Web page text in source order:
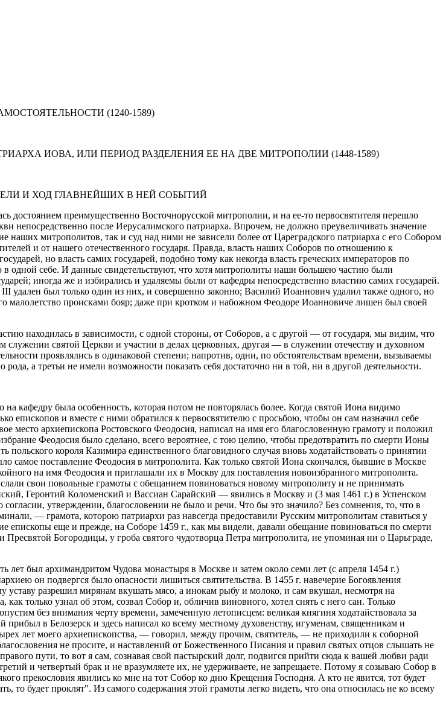
(1240-1589)
ИОВА, ИЛИ ПЕРИОД РАЗДЕЛЕНИЯ ЕЕ НА ДВЕ МИТРОПОЛИИ (1448-1589)
И ХОД ГЛАВНЕЙШИХ В НЕЙ СОБЫТИЙ
достоянием преимущественно Восточнорусской митрополии, и на ее-то первосвятителя перешло
непосредственно после Иерусалимского патриарха. Впрочем, не должно преувеличивать значение
наших митрополитов, так и суд над ними не зависели более от Цареградского патриарха с его Собором
и от нашего отечественного государя. Правда, власть наших Соборов по отношению к
но власть самих государей, подобно тому как некогда власть греческих императоров по
в одной себе. И данные свидетельствуют, что хотя митрополиты наши большею частию были
иногда же и избирались и удаляемы были от кафедры непосредственно властию самих государей.
был только один из них, и совершенно законно; Василий Иоаннович удалил также одного, но
малолетство происками бояр; даже при кротком и набожном Феодоре Иоанновиче лишен был своей
находилась в зависимости, с одной стороны, от Соборов, а с другой — от государя, мы видим, что
служении святой Церкви и участии в делах церковных, другая — в служении отечеству и духовном
проявлялись в одинаковой степени; напротив, одни, по обстоятельствам времени, вызываемы
а третьи не имели возможности показать себя достаточно ни в той, ни в другой деятельности.
была особенность, которая потом не повторялась более. Когда святой Иона видимо
епископов и вместе с ними обратился к первосвятителю с просьбою, чтобы он сам назначил себе
место архиепископа Ростовского Феодосия, написал на имя его благословенную грамоту и положил
Феодосия было сделано, всего вероятнее, с тою целию, чтобы предотвратить по смерти Ионы
короля Казимира единственного благовидного случая вновь ходатайствовать о принятии
самое поставление Феодосия в митрополита. Как только святой Иона скончался, бывшие в Москве
на имя Феодосия и приглашали их в Москву для поставления новоизбранного митрополита.
свои повольные грамоты с обещанием повиноваться новому митрополиту и не принимать
Геронтий Коломенский и Вассиан Сарайский — явились в Москву и (3 мая 1461 г.) в Успенском
утверждении, благословении не было и речи. Что бы это значило? Без сомнения, то, что в
— грамота, которою патриархи раз навсегда предоставили Русским митрополитам ставиться у
епископы еще и прежде, на Соборе 1459 г., как мы видели, давали обещание повиноваться по смерти
Богородицы, у гроба святого чудотворца Петра митрополита, не упоминая ни о Царьграде,
был архимандритом Чудова монастыря в Москве и затем около семи лет (с апреля 1454 г.)
он подвергся было опасности лишиться святительства. В 1455 г. навечерие Богоявления
уставу разрешил мирянам вкушать мясо, а инокам рыбу и молоко, и сам вкушал, несмотря на
только узнал об этом, созвал Собор и, обличив виновного, хотел снять с него сан. Только
без внимания черту времени, замеченную летописцем: великая княгиня ходатайствовала за
прибыл в Белозерск и здесь написал ко всему местному духовенству, игуменам, священникам и
лет моего архиепископства, — говорил, между прочим, святитель, — не приходили к соборной
не просите, и наставлений от Божественного Писания и правил святых отцов слышать не
пути, то вот я сам, сознавая свой пастырский долг, подвигся прийти сюда к вашей любви ради
и четвертый брак и не вразумляете их, не удерживаете, не запрещаете. Потому я созываю Собор в
прекословия явились ко мне на тот Собор ко дню Крещения Господня. А кто не явится, тот будет
то будет проклят". Из самого содержания этой грамоты легко видеть, что она относилась не ко всему